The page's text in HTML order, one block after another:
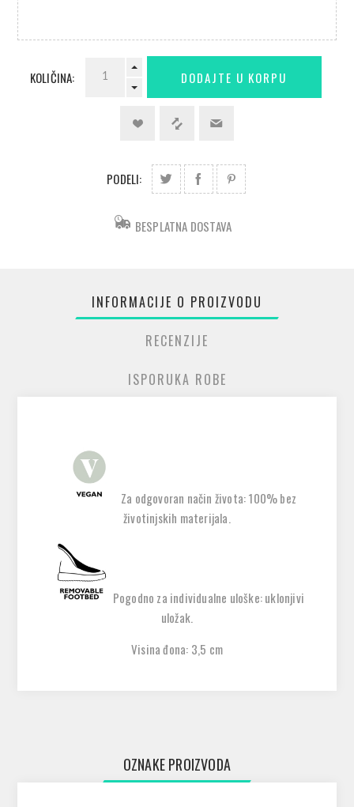
KOLIČINA:
PODELI:
BESPLATNA DOSTAVA
INFORMACIJE O PROIZVODU
RECENZIJE
ISPORUKA ROBE
Za odgovoran način života: 100% bez
životinjskih materijala.
Pogodno za individualne uloške: uklonjivi
uložak.
Visina đona: 3,5 cm
OZNAKE PROIZVODA